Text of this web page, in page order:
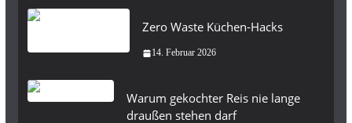
Zero Waste Küchen-Hacks
14. Februar 2026
Warum gekochter Reis nie lange
draußen stehen darf